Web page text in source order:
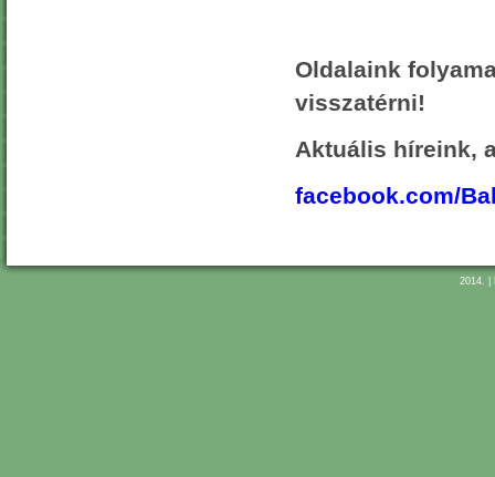
Oldalaink
visszatérni!
Aktuális híreink,
facebook.com/
2014. |